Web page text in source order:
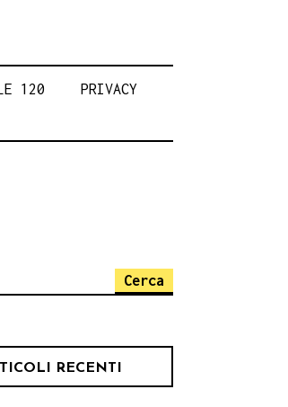
120
PRIVACY
RECENTI